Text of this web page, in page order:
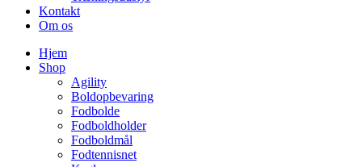
Kontakt
Om os
Hjem
Shop
Agility
Boldopbevaring
Fodbolde
Fodboldholder
Fodboldmål
Fodtennisnet